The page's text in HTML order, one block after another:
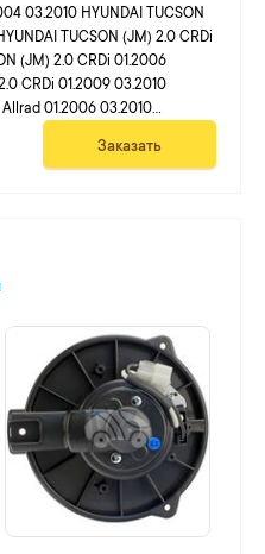
TUCSON
Allrad 01.2006 03.2010
01.2006 03.2010
01.2009 03.2010
Заказать